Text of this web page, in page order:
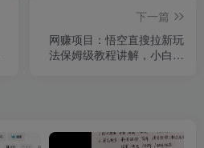
下一篇
网赚项目：悟空直搜拉新玩
法保姆级教程讲解，小白也